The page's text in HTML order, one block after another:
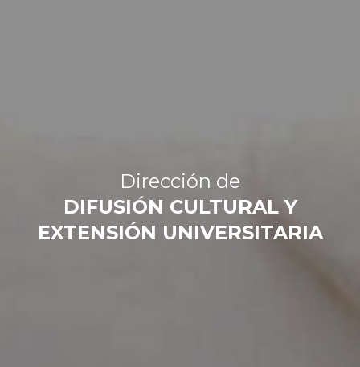
Dirección de
DIFUSIÓN CULTURAL Y
EXTENSIÓN UNIVERSITARIA